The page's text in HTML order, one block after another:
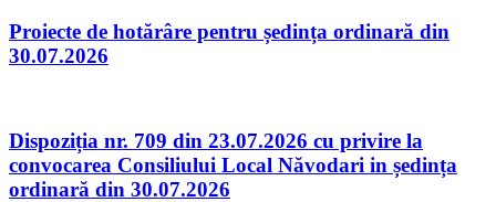
Proiecte de hotărâre pentru ședința ordinară din
30.07.2026
Dispoziția nr. 709 din 23.07.2026 cu privire la
convocarea Consiliului Local Năvodari in ședința
ordinară din 30.07.2026